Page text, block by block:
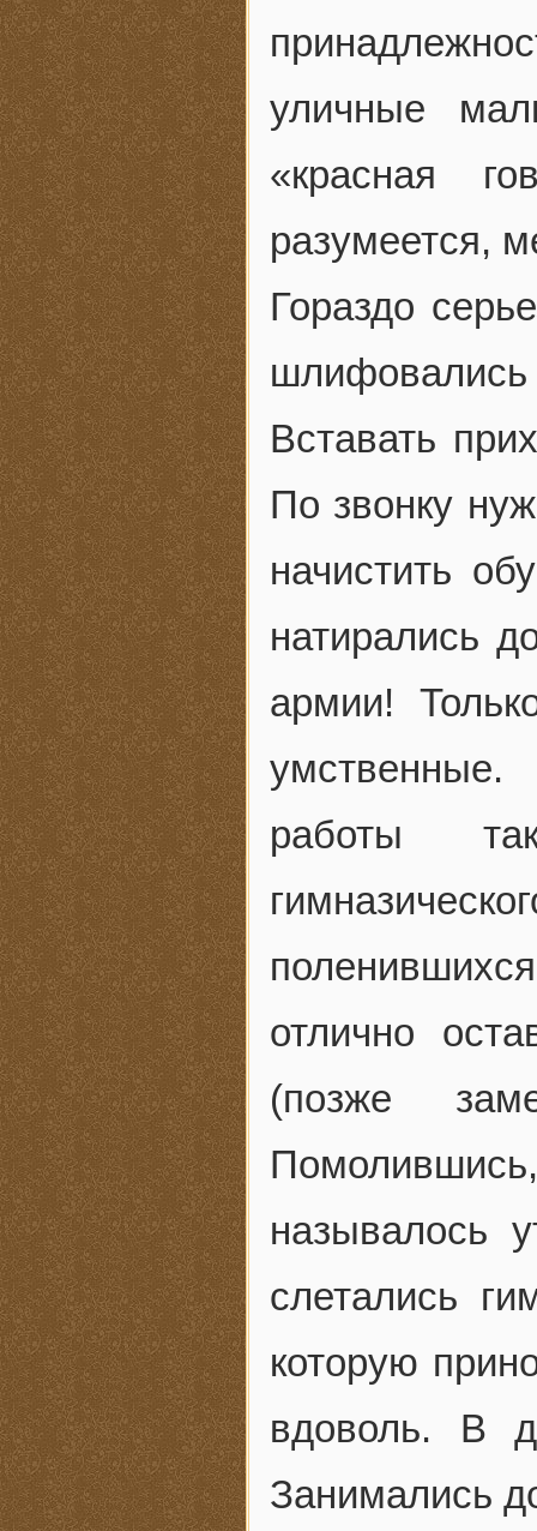
уличные
«красная
разумеется,
Гораздо
Вставать
По звонку
начистить
натирались
армии!
работы
отлично
(позже
называлось
слетались
которую
вдоволь. В
Занимались